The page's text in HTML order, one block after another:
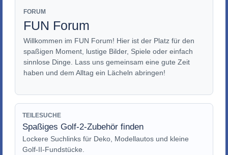
FORUM
FUN Forum
Willkommen im FUN Forum! Hier ist der Platz für den
spaßigen Moment, lustige Bilder, Spiele oder einfach
sinnlose Dinge. Lass uns gemeinsam eine gute Zeit
haben und dem Alltag ein Lächeln abringen!
TEILESUCHE
Spaßiges Golf-2-Zubehör finden
Lockere Suchlinks für Deko, Modellautos und kleine
Golf-II-Fundstücke.